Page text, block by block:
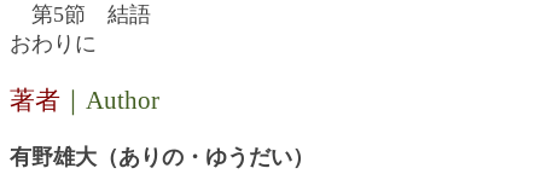
第5節 結語
おわりに
著者 ｜Author
有野雄大（ありの・ゆうだい）